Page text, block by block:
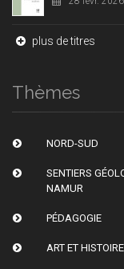
plus de titres
Thèmes
NORD-SUD
SENTIERS
NAMUR
PÉDAGOGIE
ART ET HISTOIRE